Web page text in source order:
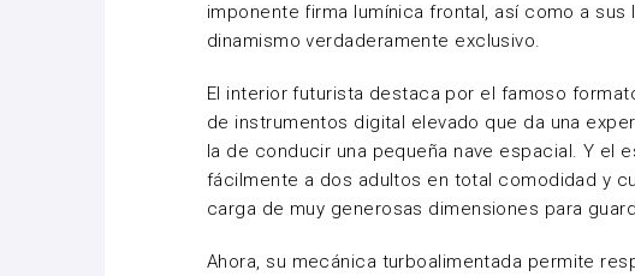
imponente firma lumínica frontal, así como a sus
dinamismo verdaderamente exclusivo.
El interior futurista destaca por el famoso
de instrumentos digital elevado que da una
la de conducir una pequeña nave espacial. Y el
fácilmente a dos adultos en total comodidad y
carga de muy generosas dimensiones para
Ahora, su mecánica turboalimentada permite